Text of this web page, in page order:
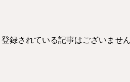
登録されている記事はございません